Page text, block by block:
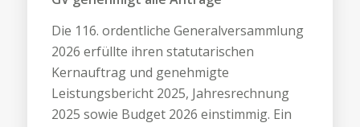
Die 116. ordentliche Generalversammlung
2026 erfüllte ihren statutarischen
Kernauftrag und genehmigte
Leistungsbericht 2025, Jahresrechnung
2025 sowie Budget 2026 einstimmig. Ein